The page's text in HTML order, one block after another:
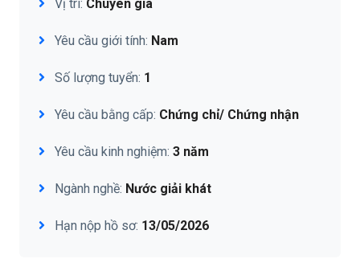
Vị trí: Chuyên gia
Yêu cầu giới tính: Nam
Số lượng tuyển: 1
Yêu cầu bằng cấp: Chứng chỉ/ Chứng nhận
Yêu cầu kinh nghiệm: 3 năm
Ngành nghề: Nước giải khát
Hạn nộp hồ sơ: 13/05/2026